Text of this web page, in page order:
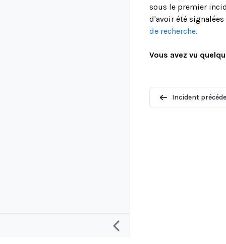
sous le premier
d'avoir été
de recherche.
Vous avez vu
Incident